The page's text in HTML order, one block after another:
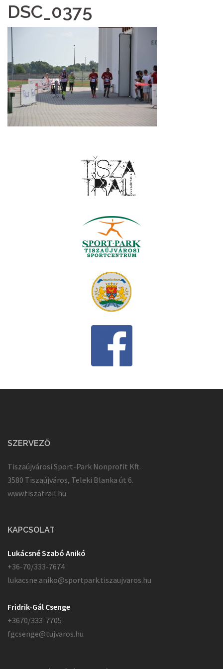
DSC_0375
SZERVEZŐ
Tiszaújvárosi Sport-Park Nonprofit Kft.
3580 Tiszaújváros, Teleki Blanka út 6.
www.tiszatrail.hu
KAPCSOLAT
Lukácsné Szabó Anikó
+36-70/333-7674
lukacsne.aniko@sportpark.tiszaujvaros.hu
Fridrik-Gál Csenge
+3670/333-7705
fgcsenge@tujvaros.hu